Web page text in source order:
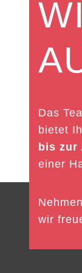
Das
bietet
bis zur
einer
wir